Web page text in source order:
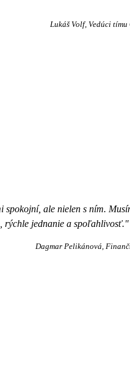
Lukáš Volf Vedúci
spokojní, ale nielen s ním.
rýchle jednanie a spoľahlivosť."
Dagmar Pelikánová